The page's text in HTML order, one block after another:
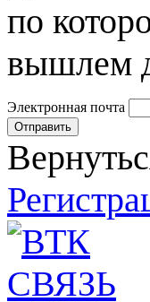
по
вышлем
Электронная почта